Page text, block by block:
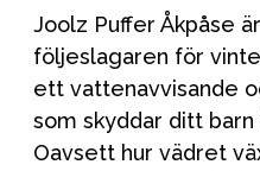
Joolz Puffer Åkpåse
följeslagaren för
ett vattenavvisande
som skyddar ditt
Oavsett hur vädret